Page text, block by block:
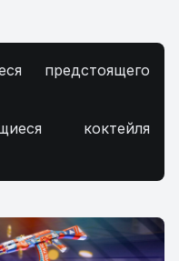
предстоящего
коктейля